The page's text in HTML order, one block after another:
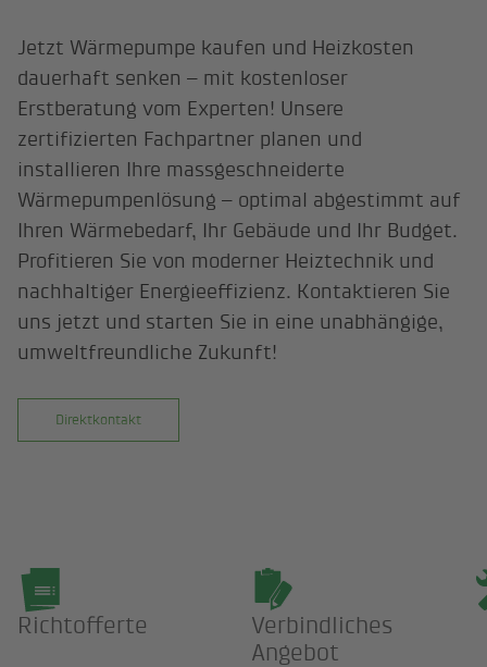
Jetzt Wärmepumpe kaufen und Heizkosten
dauerhaft senken – mit kostenloser
Erstberatung vom Experten! Unsere
zertifizierten Fachpartner planen und
installieren Ihre massgeschneiderte
Wärmepumpenlösung – optimal abgestimmt auf
Ihren Wärmebedarf, Ihr Gebäude und Ihr Budget.
Profitieren Sie von moderner Heiztechnik und
nachhaltiger Energieeffizienz. Kontaktieren Sie
uns jetzt und starten Sie in eine unabhängige,
umweltfreundliche Zukunft!
Direktkontakt
1
Richtofferte
2
Verbindliches
Angebot